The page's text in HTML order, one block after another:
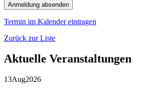
Anmeldung absenden
Termin im Kalender eintragen
Zurück zur Liste
Aktuelle Veranstaltungen
13Aug2026